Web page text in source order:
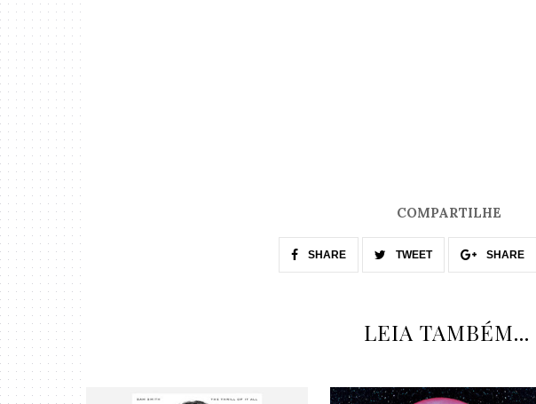
COMPARTILHE
SHARE TWEET SHARE
LEIA TAMBÉM...